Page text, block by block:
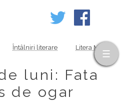
Întâlniri literare Litera MOV
luni: Fata
de ogar